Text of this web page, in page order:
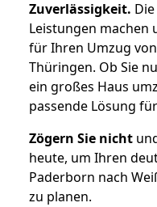
Zuverlässigkeit.
Leistungen machen
für Ihren Umzug
Thüringen. Ob Sie
ein großes Haus
passende Lösung
Zögern Sie nicht
heute, um Ihren
Paderborn nach
zu planen.